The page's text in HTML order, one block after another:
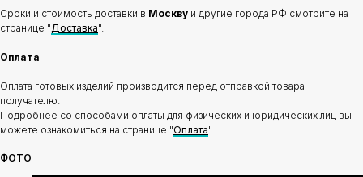
Сроки и стоимость доставки в Москву и другие города РФ смотрите на
странице "Доставка".
Оплата
Оплата готовых изделий производится перед отправкой товара
получателю.
Подробнее со способами оплаты для физических и юридических лиц вы
можете ознакомиться на странице "Оплата"
ФОТО